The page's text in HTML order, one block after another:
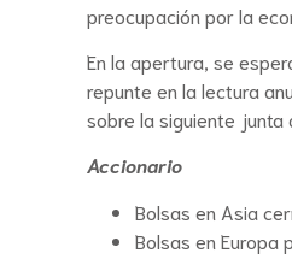
preocupación por la
En la apertura, se
repunte en la lectura
sobre la siguiente junta
Accionario
Bolsas en Asia
Bolsas en Europa